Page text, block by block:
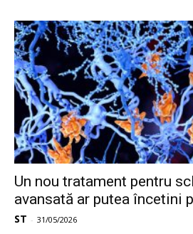
Un nou tratament pentru
avansată ar putea încetini
ST - 31/05/2026